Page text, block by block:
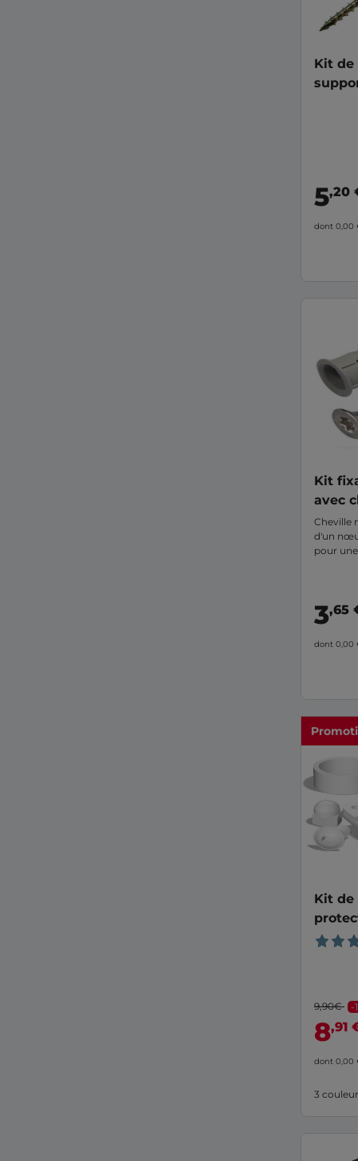
Kit de
5,20
dont 0,00
Kit
avec
Cheville
d'un
pour
3,65
dont 0,00
Kit de
9,90€ -
8,91
dont 0,00
3